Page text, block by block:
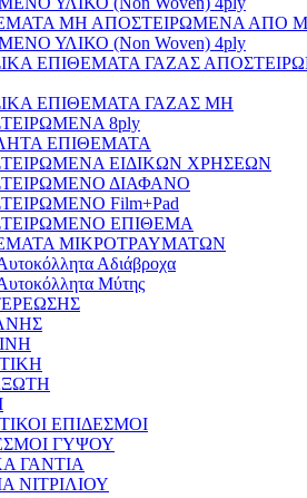
ΜΗ ΑΠΟΣΤΕΙΡΩΜΕΝΑ ΑΠΟ
ΥΛΙΚΟ (Non Woven) 4ply
ΕΠΙΘΕΜΑΤΑ ΓΑΖΑΣ
ΕΠΙΘΕΜΑΤΑ ΓΑΖΑΣ ΜΗ
8ply
ΕΠΙΘΕΜΑΤΑ
ΕΙΔΙΚΩΝ ΧΡΗΣΕΩΝ
ΔΙΑΦΑΝΟ
Film+Pad
ΕΠΙΘΕΜΑ
ΜΙΚΡΟΤΡΑΥΜΑΤΩΝ
Αδιάβροχα
Μύτης
ΕΠΙΔΕΣΜΟΙ
ΓΥΨΟΥ
ΓΑΝΤΙΑ
ΝΙΤΡΙΛΙΟΥ